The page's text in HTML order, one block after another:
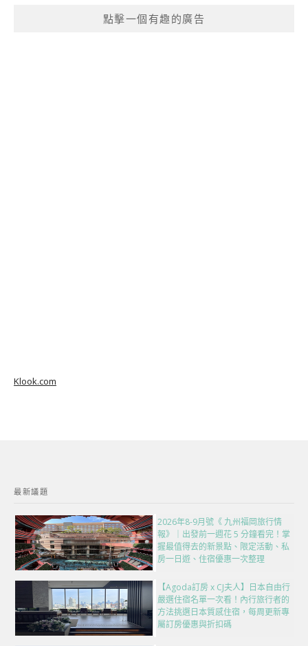
點擊一個有趣的廣告
Klook.com
最新議題
2026年8-9月號《 九州福岡旅行情
報》｜出發前一週花 5 分鐘看完！掌
握最值得去的新景點、限定活動、私
房一日遊、住宿優惠一次整理
【Agoda訂房 x CJ夫人】日本自由行
嚴選住宿名單一次看！內行旅行者的
方法挑選日本質感住宿，每周更新專
屬訂房優惠與折扣碼